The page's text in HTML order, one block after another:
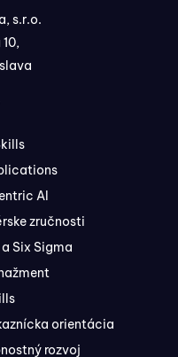
s.r.o.
AI
zručnosti
Six Sigma
orientácia
rozvoj